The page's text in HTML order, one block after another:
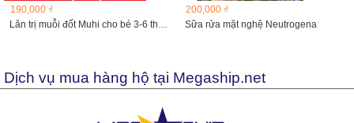
190,000 ₫
Lăn trị muỗi đốt Muhi cho bé 3-6 tháng
200,000 ₫
Sữa rửa mặt nghệ Neutrogena
Dịch vụ mua hàng hộ tại Megaship.net